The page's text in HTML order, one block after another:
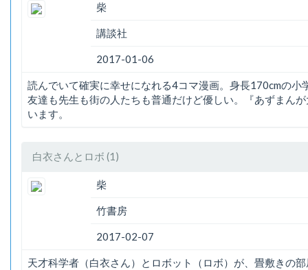
柴
講談社
2017-01-06
読んでいて確実に幸せになれる4コマ漫画。身長170cmの
友達も先生も街の人たちも普通だけど優しい。『あずまん
います。
白衣さんとロボ (1)
柴
竹書房
2017-02-07
天才科学者（白衣さん）とロボット（ロボ）が、畳敷きの